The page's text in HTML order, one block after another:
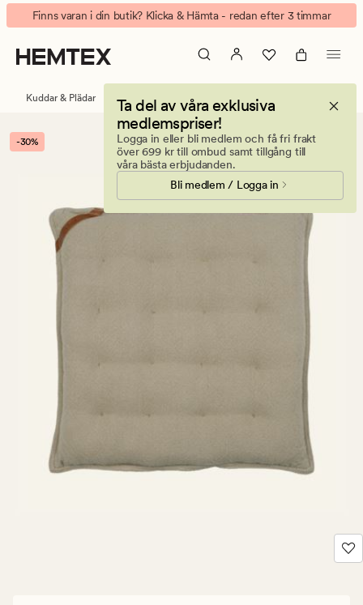
Maria
stolsdyna
natur
Animerad
banner.
Klicka
på
att
pausa.
Finns varan i din butik? Klicka & Hämta - redan efter 3 timmar
Ta del av våra exklusiva
medlemspriser!
Logga in eller bli medlem och få fri frakt
över 699 kr till ombud samt tillgång till
våra bästa erbjudanden.
Bli medlem / Logga in
Kuddar & Plädar Stolsdynor & sittkuddar
-30%